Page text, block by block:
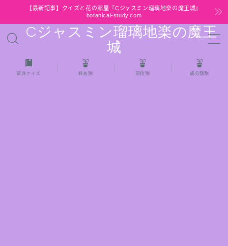
【最新記事】クイズと花の部屋『Cジャスミン瑠璃地楽の魔王城』
botanical-study.com
Cジャスミン瑠璃地楽の魔王
城
MENU
HOME
辞典クイズ 科名別 部位別 成分類別